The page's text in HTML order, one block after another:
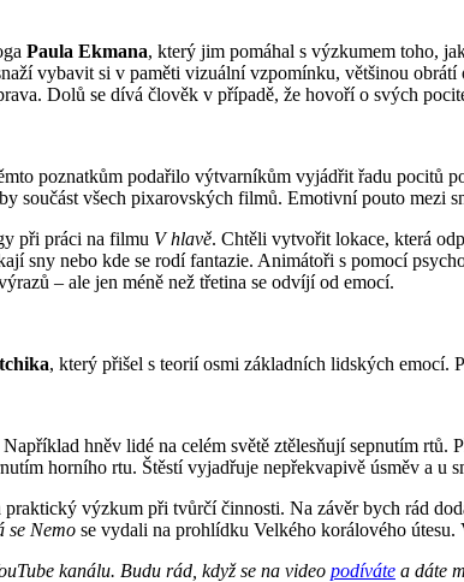
Paula Ekmana, který jim pomáhal s výzkumem toho,
vybavit si v paměti vizuální vzpomínku, většinou
Dolů se dívá člověk v případě, že hovoří o svých
poznatkům podařilo výtvarníkům vyjádřit řadu pocitů
součást všech pixarovských filmů. Emotivní pouto
při práci na filmu V hlavě. Chtěli vytvořit lokace, která
sny nebo kde se rodí fantazie. Animátoři s pomocí
– ale jen méně než třetina se odvíjí od emocí.
, který přišel s teorií osmi základních lidských
hněv lidé na celém světě ztělesňují sepnutím
horního rtu. Štěstí vyjadřuje nepřekvapivě úsměv a u
praktický výzkum při tvůrčí činnosti. Na závěr bych rád
se Nemo se vydali na prohlídku Velkého korálového útesu.
kanálu. Budu rád, když se na video podíváte a dáte